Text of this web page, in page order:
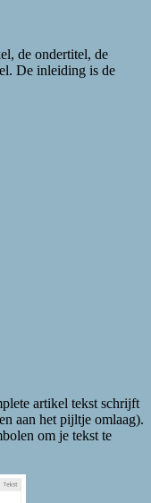
de ondertitel, de
De inleiding is de
artikel tekst schrijft
aan het pijltje omlaag).
om je tekst te